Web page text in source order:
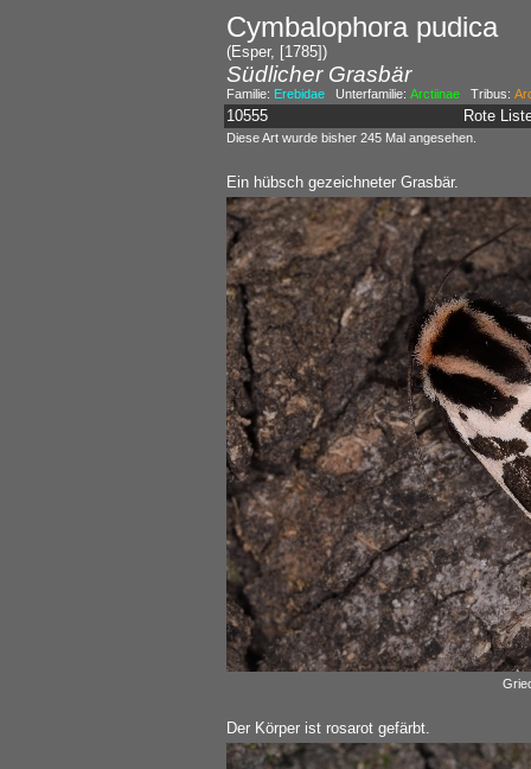
Cymbalophora pudica
(Esper, [1785])
Südlicher Grasbär
Familie: ErebidaeUnterfamilie: ArctiinaeTribus:
10555 Rote
Diese Art wurde bisher 245 Mal angesehen.
Ein hübsch gezeichneter Grasbär.
Der Körper ist rosarot gefärbt.